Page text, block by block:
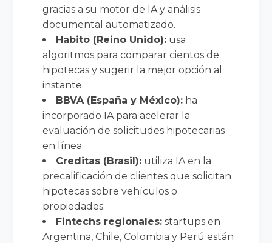
gracias a su motor de IA y análisis
documental automatizado.
Habito (Reino Unido): usa
algoritmos para comparar cientos de
hipotecas y sugerir la mejor opción al
instante.
BBVA (España y México): ha
incorporado IA para acelerar la
evaluación de solicitudes hipotecarias
en línea.
Creditas (Brasil): utiliza IA en la
precalificación de clientes que solicitan
hipotecas sobre vehículos o
propiedades.
Fintechs regionales: startups en
Argentina, Chile, Colombia y Perú están